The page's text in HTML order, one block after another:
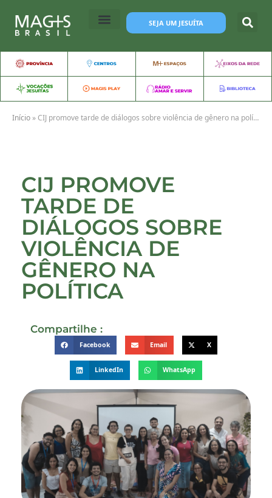
SEJA UM JESUÍTA
Início »CIJ promove tarde de diálogos sobre violência de gênero na política
CIJ PROMOVE
TARDE DE
DIÁLOGOS SOBRE
VIOLÊNCIA DE
GÊNERO NA
POLÍTICA
Compartilhe :
Facebook Email X
LinkedIn WhatsApp